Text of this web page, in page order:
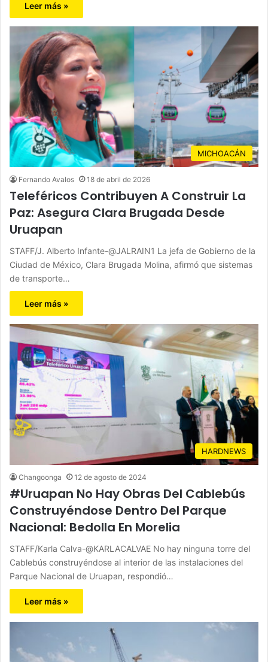
Leer más »
MICHOACÁN
Fernando Avalos 18 de abril de 2026
Teleféricos Contribuyen A Construir La
Paz: Asegura Clara Brugada Desde
Uruapan
STAFF/J. Alberto Infante-@JALRAIN1 La jefa de Gobierno de la
Ciudad de México, Clara Brugada Molina, afirmó que sistemas
de transporte…
Leer más »
HARDNEWS
Changoonga 12 de agosto de 2024
#Uruapan No Hay Obras Del Cablebús
Construyéndose Dentro Del Parque
Nacional: Bedolla En Morelia
STAFF/Karla Calva-@KARLACALVAE No hay ninguna torre del
Cablebús construyéndose al interior de las instalaciones del
Parque Nacional de Uruapan, respondió…
Leer más »